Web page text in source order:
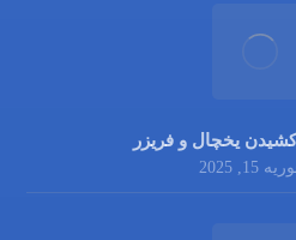
یخچال و فریزر
15, 2025